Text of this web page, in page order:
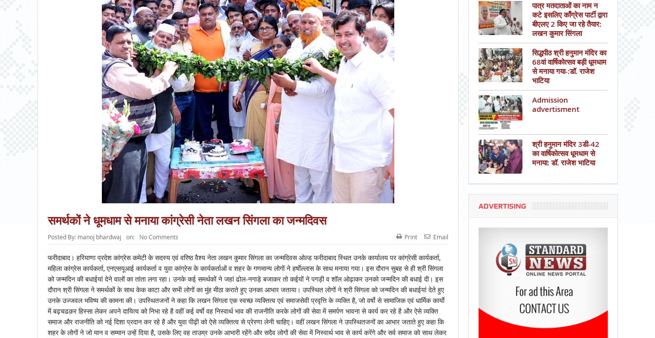
समर्थकों ने धूमधाम से मनाया कांग्रेसी नेता लखन सिंगला का जन्मदिवस
Posted By: manoj bhardwaj on: No Comments Print Email
फरीदाबाद। हरियाणा प्रदेश कांग्रेस कमेटी के सदस्य एवं वरिष्ठ वैश्य नेता लखन कुमार सिंगला का जन्मदिवस ओल्ड फरीदाबाद स्थित उनके कार्यालय पर कांग्रेसी कार्यकर्ता,
महिला कांग्रेस कार्यकर्ता, एनएसयूआई कार्यकर्ता व युवा कांग्रेस के कार्यकर्ताओं व शहर के गणमान्य लोगों ने हर्षाेल्लास के साथ मनाया गया। इस दौरान सुबह से ही श्री सिंगला
को जन्मदिन की बधाईयां देने वालों का तांता लगा रहा। उनके कई समर्थकों ने जहां ढोल-नगाड़े बजाकर तो कईयों ने पगड़ी व शॉल ओढ़ाकर उनको जन्मदिन की बधाई दी। इस
दौरान श्री सिंगला ने समर्थकों के साथ केक काटा और सभी लोगों का मुंह मीठा कराते हुए उनका आभार जताया। उपस्थित लोगों ने श्री सिंगला को जन्मदिन की बधाईयां देते हुए
उनके उज्जवल भविष्य की कामना की। उपस्थितजनों ने कहा कि लखन सिंगला एक स्वच्छ व्यक्तित्व एवं समाजसेवी प्रवृत्ति के व्यक्ति है, जो वर्षाे से सामाजिक एवं धार्मिक कार्याे
में बढ़चढक़र हिस्सा लेकर अपने दायित्व को निभा रहे है वहीं कई वर्षाे वह निस्वार्थ भाव की राजनीति करके लोगों की सेवा में समर्पण भावना से कार्य कर रहे है और ऐसे व्यक्ति
समाज और राजनीति को नई दिशा प्रदान कर रहे है और युवा पीढ़ी को ऐसे व्यक्तित्व से प्रेरणा लेनी चाहिए। वहीं लखन सिंगला ने उपस्थितजनों का आभार जताते हुए कहा कि
शहर के लोगों ने जो मान व सम्मान उन्हें दिया है, उसके लिए वह ताउम्र उनके आभारी रहेंगे और सदैव लोगों की सेवा में निस्वार्थ भाव से कार्य करेंगे और सर्व समाज को साथ लेकर
पात्र मतदाताओं का नाम न
कटे इसलिए काँग्रेस पार्टी द्वारा
बीएलए 2 किए जा रहे तैयार:
लखन कुमार सिंगला
सिद्धपीठ श्री हनुमान मंदिर का
68वां वार्षिकोत्सव बड़ी धूमधाम
से मनाया गया-:डॉ. राजेश
भाटिया
Admission
advertisment
श्री हनुमान मंदिर 3डी-42
का वार्षिकोत्सव धूमधाम से
मनाया: डॉ. राजेश भाटिया
ADVERTISING